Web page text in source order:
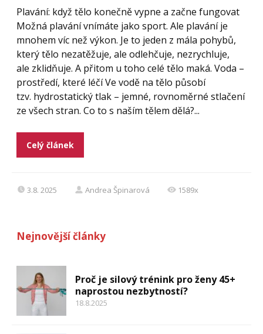
Plavání: když tělo konečně vypne a začne fungovat
Možná plavání vnímáte jako sport. Ale plavání je
mnohem víc než výkon. Je to jeden z mála pohybů,
který tělo nezatěžuje, ale odlehčuje, nezrychluje,
ale zklidňuje. A přitom u toho celé tělo maká. Voda –
prostředí, které léčí Ve vodě na tělo působí
tzv. hydrostatický tlak – jemné, rovnoměrné stlačení
ze všech stran. Co to s naším tělem dělá?...
Celý článek
3.8. 2025 Andrea Špinarová 1589x
Nejnovější články
Proč je silový trénink pro ženy 45+
naprostou nezbytností?
18.8.2025